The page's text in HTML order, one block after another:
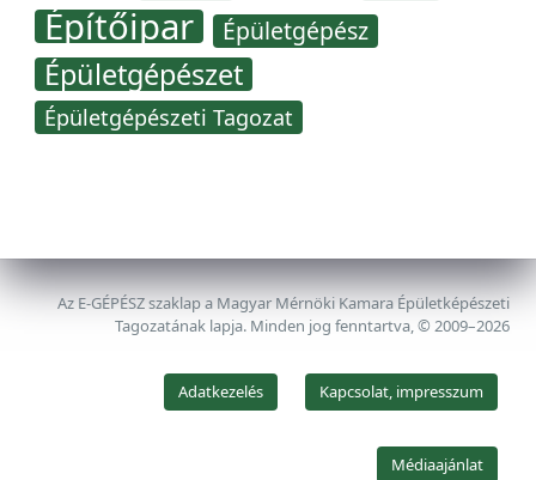
Építőipar Épületgépész
Épületgépészet
Épületgépészeti Tagozat
Az E-GÉPÉSZ szaklap a Magyar Mérnöki Kamara Épületképészeti
Tagozatának lapja. Minden jog fenntartva, © 2009–2026
Adatkezelés Kapcsolat, impresszum
Médiaajánlat